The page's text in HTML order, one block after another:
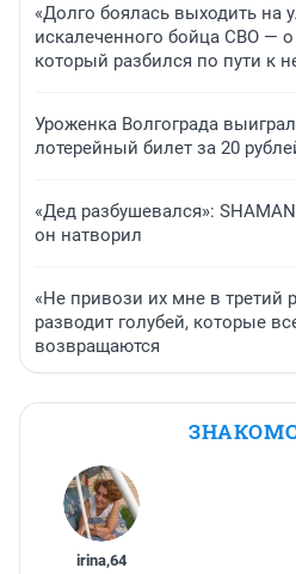
«Долго боялась выходить на
искалеченного бойца СВО —
который разбился по пути к
Уроженка Волгограда
лотерейный билет за 20
«Дед разбушевался»:
он натворил
«Не привози их мне в третий
разводит голубей, которые
возвращаются
irina,64